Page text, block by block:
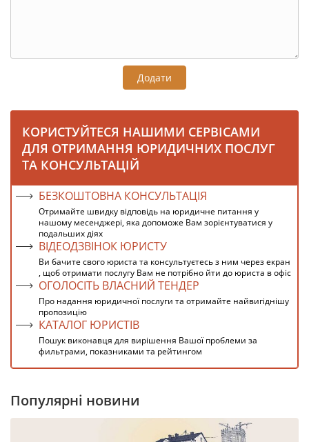
Додати
КОРИСТУЙТЕСЯ НАШИМИ СЕРВІСАМИ
ДЛЯ ОТРИМАННЯ ЮРИДИЧНИХ ПОСЛУГ
ТА КОНСУЛЬТАЦІЙ
БЕЗКОШТОВНА КОНСУЛЬТАЦІЯ
Отримайте швидку відповідь на юридичне питання у
нашому месенджері, яка допоможе Вам зорієнтуватися у
подальших діях
ВІДЕОДЗВІНОК ЮРИСТУ
Ви бачите свого юриста та консультуєтесь з ним через екран
, щоб отримати послугу Вам не потрібно йти до юриста в офіс
ОГОЛОСІТЬ ВЛАСНИЙ ТЕНДЕР
Про надання юридичної послуги та отримайте найвигіднішу
пропозицію
КАТАЛОГ ЮРИСТІВ
Пошук виконавця для вирішення Вашої проблеми за
фильтрами, показниками та рейтингом
Популярні новини